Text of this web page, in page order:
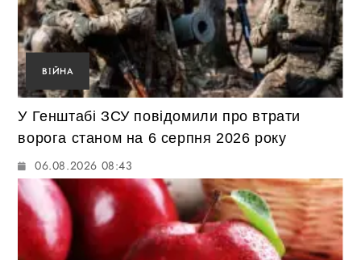
ВІЙНА
У Генштабі ЗСУ повідомили про втрати
ворога станом на 6 серпня 2026 року
06.08.2026 08:43